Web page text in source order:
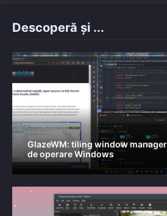
Descoperă și ...
GlazeWM: tiling window
de operare Windows